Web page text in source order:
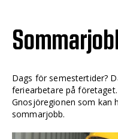
Dags för semestertider?
feriearbetare på
Gnosjöregionen som kan
sommarjobb.